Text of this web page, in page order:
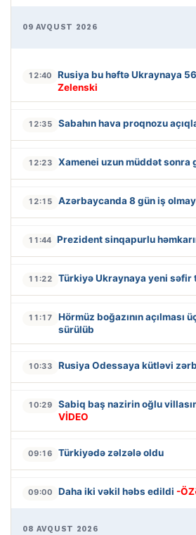
09 AVQUST 2026
12:40 Rusiya bu həftə Ukraynaya
Zelenski
12:35 Sabahın hava proqnozu
12:23 Xamenei uzun müddət sonra
12:15 Azərbaycanda 8 gün iş
11:44 Prezident sinqapurlu
11:22 Türkiyə Ukraynaya yeni səfir
11:17
Hörmüz boğazının açılması
sürülüb
10:33 Rusiya Odessaya kütləvi
10:29 Sabiq baş nazirin oğlu
VİDEO
09:16 Türkiyədə zəlzələ oldu
09:00 Daha iki vəkil həbs edildi -
08 AVQUST 2026